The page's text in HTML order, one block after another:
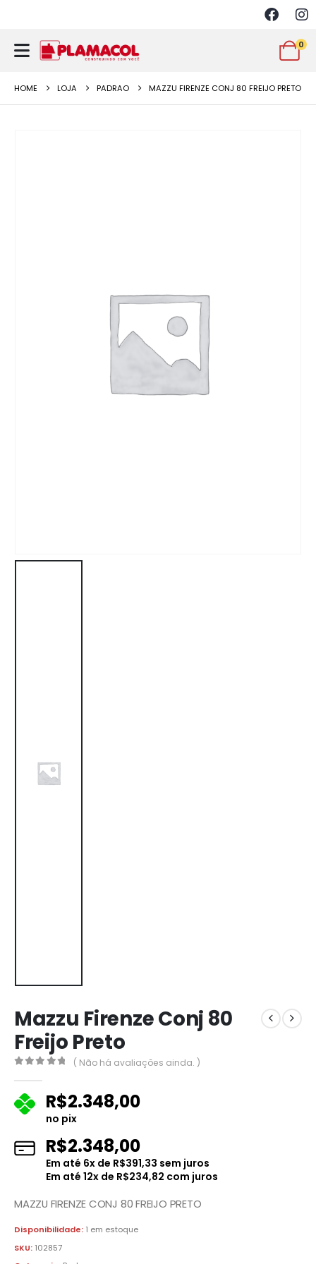
0
HOME LOJA PADRAO MAZZU FIRENZE CONJ 80 FREIJO PRETO
Mazzu Firenze Conj 80
Freijo Preto
( Não há avaliações ainda. )
R$2.348,00
no pix
R$2.348,00
Em até 6x de R$391,33 sem juros
Em até 12x de R$234,82 com juros
MAZZU FIRENZE CONJ 80 FREIJO PRETO
Disponibilidade: 1 em estoque
SKU: 102857